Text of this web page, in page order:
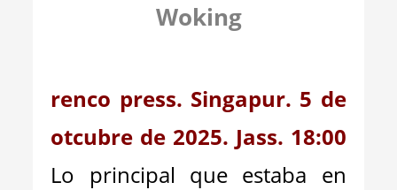
Woking
renco press. Singapur. 5 de
otcubre de 2025. Jass. 18:00
Lo principal que estaba en